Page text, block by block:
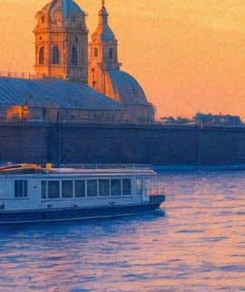
Сергей
«Молодежки»